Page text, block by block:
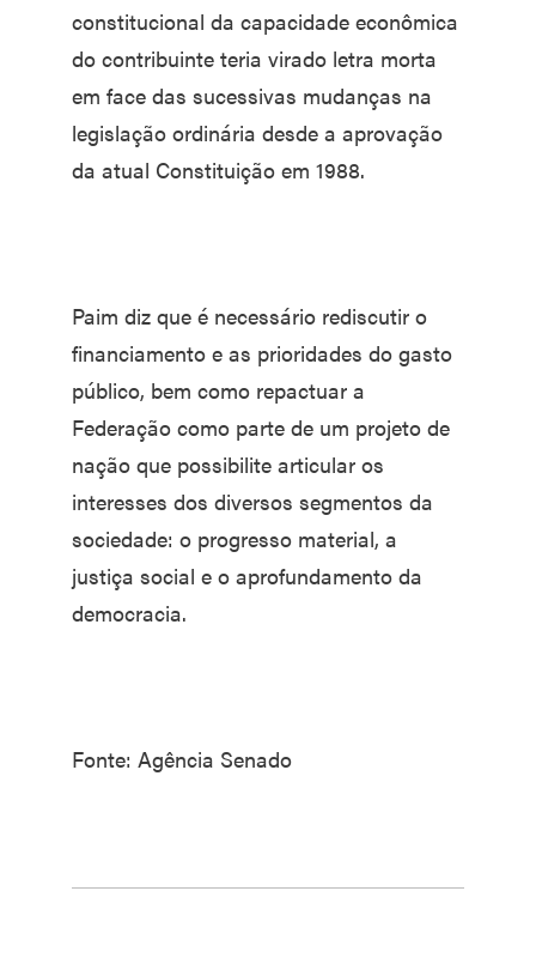
constitucional da capacidade econômica
do contribuinte teria virado letra morta
em face das sucessivas mudanças na
legislação ordinária desde a aprovação
da atual Constituição em 1988.
Paim diz que é necessário rediscutir o
financiamento e as prioridades do gasto
público, bem como repactuar a
Federação como parte de um projeto de
nação que possibilite articular os
interesses dos diversos segmentos da
sociedade: o progresso material, a
justiça social e o aprofundamento da
democracia.
Fonte: Agência Senado